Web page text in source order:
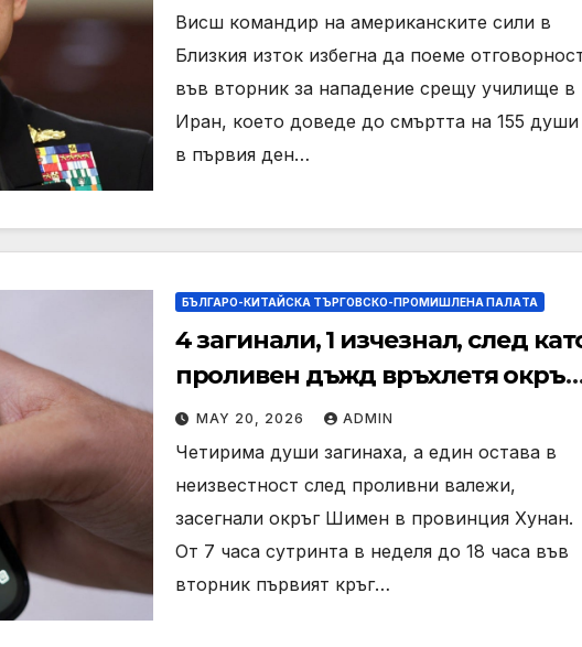
загинаха 155 души
Висш командир на американските сили в
Близкия изток избегна да поеме
във вторник за нападение срещу училище в
Иран, което доведе до смъртта на 155 души
в първия ден…
БЪЛГАРО-КИТАЙСКА ТЪРГОВСКО-ПРОМИШЛЕНА ПАЛAТА
4 загинали, 1 изчезнал, след
проливен дъжд връхлетя окръг
Шимен
MAY 20, 2026 ADMIN
Четирима души загинаха, а един остава в
неизвестност след проливни валежи,
засегнали окръг Шимен в провинция Хунан.
От 7 часа сутринта в неделя до 18 часа във
вторник първият кръг…